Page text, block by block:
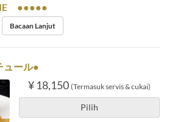
●●●●●
Bacaan Lanjut
ュール●
¥ 18,150 (Termasuk servis & cukai)
Pilih